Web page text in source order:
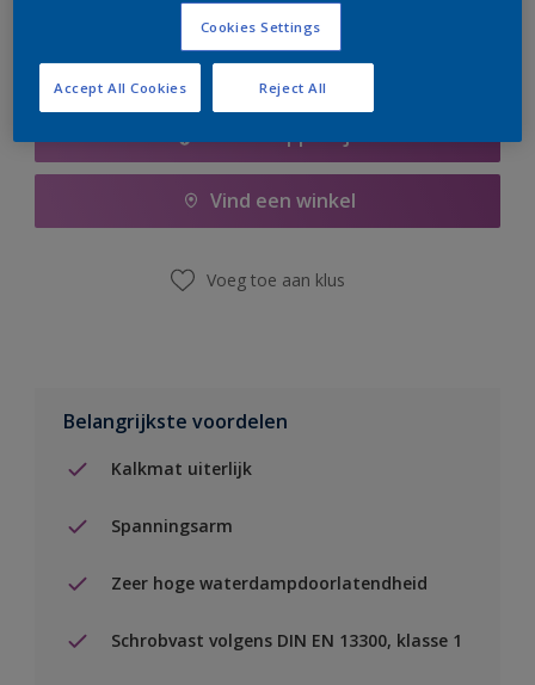
Vind een winkel
Voeg toe aan klus
Belangrijkste voordelen
Kalkmat uiterlijk
Spanningsarm
Zeer hoge waterdampdoorlatendheid
Schrobvast volgens DIN EN 13300, klasse 1
Cookies Settings
Reject All
Accept All Cookies